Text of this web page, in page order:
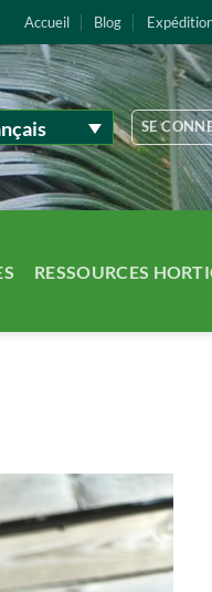
Accueil Blog
SE
RESSOURCES